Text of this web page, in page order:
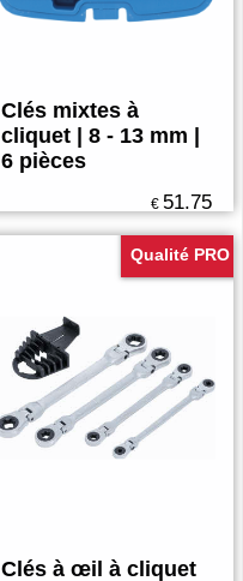
Clés mixtes à
cliquet | 8 - 13 mm |
6 pièces
€ 51.75
Qualité PRO
Clés à œil à cliquet